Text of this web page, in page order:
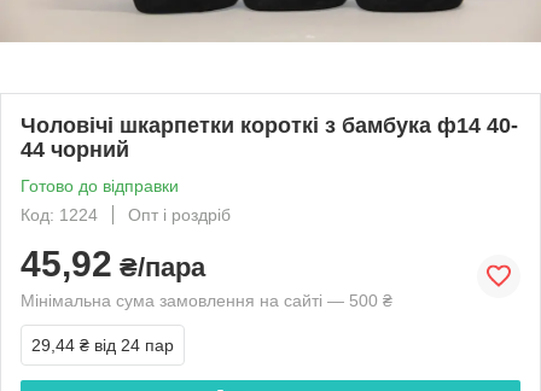
Чоловічі шкарпетки короткі з бамбука ф14 40-
44 чорний
Готово до відправки
Код: 1224
Опт і роздріб
45,92 ₴/пара
Мінімальна сума замовлення на сайті — 500 ₴
29,44 ₴ від 24 пар